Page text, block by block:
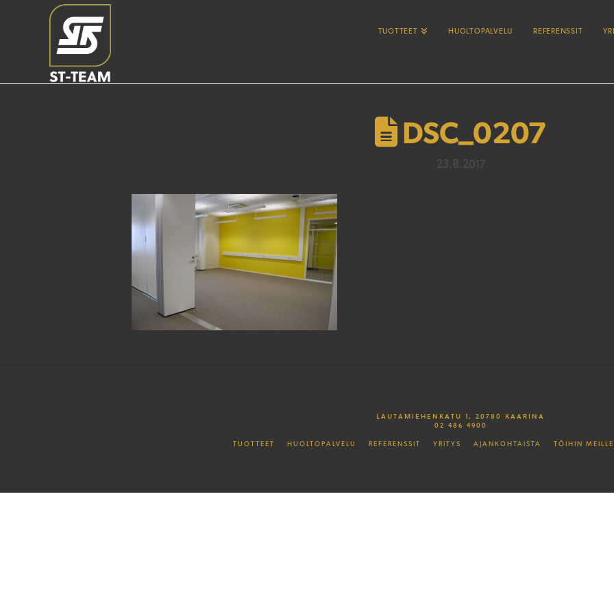
TUOTTEET HUOLTOPALVELU REFERENSSIT
DSC_0207
LAUTAMIEHENKATU 1, 20780 KAARINA
02 486 4900
TUOTTEET HUOLTOPALVELU REFERENSSIT YRITYS AJANKOHTAISTA TÖIHIN MEILLE